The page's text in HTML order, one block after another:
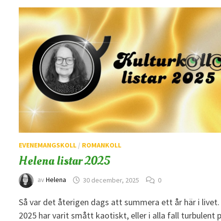
EVENEMANGSKOLL / ROMANKOLL
Helena listar 2025
avHelena 30 december, 2025 0
Så var det återigen dags att summera ett år här i livet.
2025 har varit smått kaotiskt, eller i alla fall turbulent